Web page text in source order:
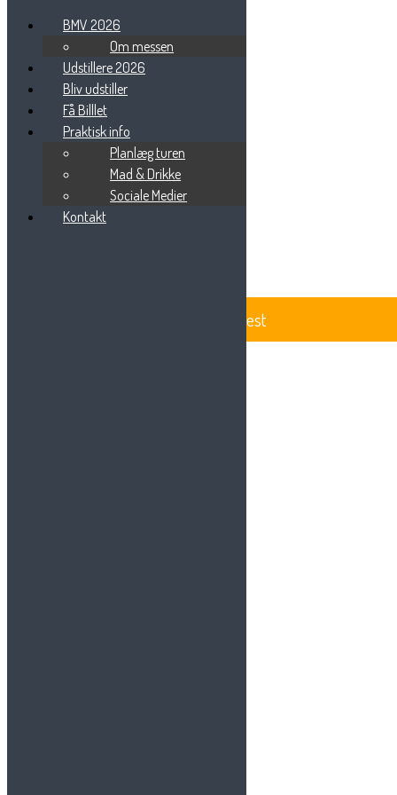
Tog-BMV
Beauty Messe Vest
Vestre Ringvej 101
7000 Fredericia
BeautyMesse Vest
BMV 2026
Om messen
Udstillere 2026
Bliv udstiller
Få Billlet
Praktisk info
Planlæg turen
Mad & Drikke
Sociale Medier
Kontakt